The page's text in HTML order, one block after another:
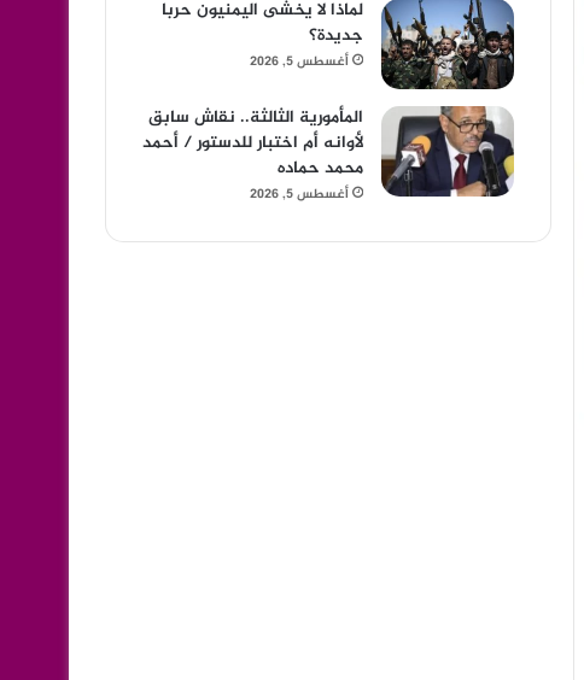
لماذا لا يخشى اليمنيون حربا
جديدة؟
أغسطس 5, 2026
المأمورية الثالثة.. نقاش سابق
لأوانه أم اختبار للدستور / أحمد
محمد حماده
أغسطس 5, 2026